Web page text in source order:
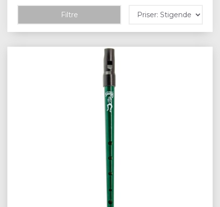
Filtre